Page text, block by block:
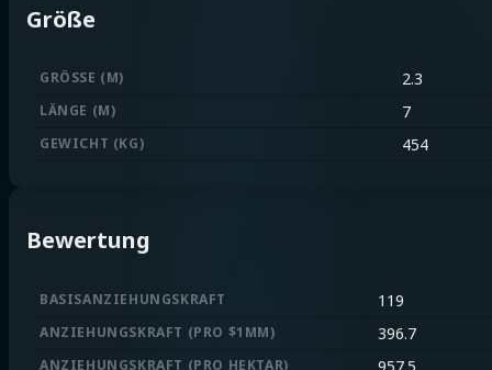
Größe
GRÖSSE (M) 2.3
LÄNGE (M) 7
GEWICHT (KG) 454
Bewertung
BASISANZIEHUNGSKRAFT 119
ANZIEHUNGSKRAFT (PRO $1MM) 396.7
ANZIEHUNGSKRAFT (PRO HEKTAR) 957.5